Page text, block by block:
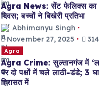
Agra News: सेंट फेलिक्स का
दिवस; बच्चों ने बिखेरी प्रतिभा
Abhimanyu Singh
November 27, 2025
Agra
Agra Crime: सुल्तानगंज में
पर दो पक्षों में चले लाठी-डंडे; 3
हिरासत में